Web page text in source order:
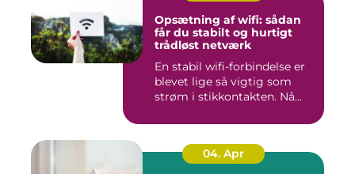
Opsætning af wifi: sådan
får du stabilt og hurtigt
trådløst netværk
En stabil wifi-forbindelse er
blevet lige så vigtig som
strøm i stikkontakten. Nå...
04. Apr